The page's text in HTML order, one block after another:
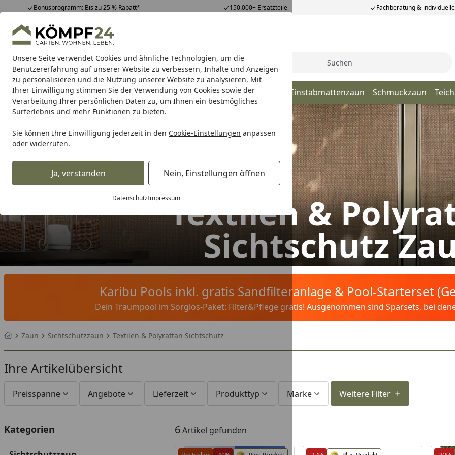
Unsere Seite verwendet Cookies und ähnliche Technologien, um die
Benutzererfahrung auf unserer Website zu verbessern, Inhalte und Anzeigen
zu personalisieren und die Nutzung unserer Website zu analysieren. Mit
Ihrer Einwilligung stimmen Sie der Verwendung von Cookies sowie der
Verarbeitung Ihrer persönlichen Daten zu, um Ihnen ein bestmögliches
Surferlebnis und mehr Funktionen zu bieten.
Sie können Ihre Einwilligung jederzeit in den Cookie-Einstellungen anpassen
oder widerrufen.
Ja, verstanden Nein, Einstellungen öffnen
DatenschutzImpressum
Bonusprogramm: Bis zu 25 % Rabatt* 150.000+ Ersatzteile Fachberatung &
Hotline07051 / 9 22 22
Mo-Fr. 8-16 Uhr 25.958 Bewertungen
Alle Produkte
Alle ProdukteHighlights Tipps & Tricks Suche
Zaun Sichtschutzzaun Zaun Komplett-Sets Doppelstabmatten Einstabmattenzaun Schmuckzaun
Textilen &
Sichtschutz
Karibu Pools inkl. gratis Sandfilteranlage & Pool-Starterset
Dein Traumpool im Sorglos-Paket: Filter&Pflege gratis! Ausgenommen sind Sparsets, bei
Zaun Sichtschutzzaun Textilen & Polyrattan Sichtschutz
Ihre Artikelübersicht
Preisspanne Angebote Lieferzeit Produkttyp Marke Weitere Filter
Kategorien 6Artikel gefunden